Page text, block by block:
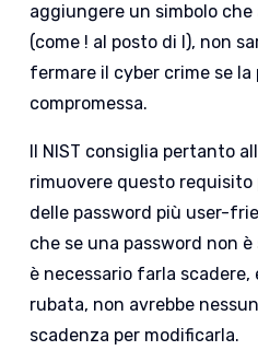
aggiungere un simbolo
(come ! al posto di I), non
fermare il cyber crime se
compromessa.
Il NIST consiglia pertanto
rimuovere questo requisito
delle password più user-
che se una password non
è necessario farla scadere,
rubata, non avrebbe
scadenza per modificarla.